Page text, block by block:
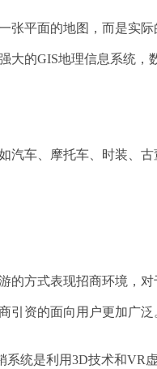
张平面的地图，而是实
大的GIS地理信息系统，
汽车、摩托车、时装、
的方式表现招商环境，
引资的面向用户更加广泛
系统是利用3D技术和VR